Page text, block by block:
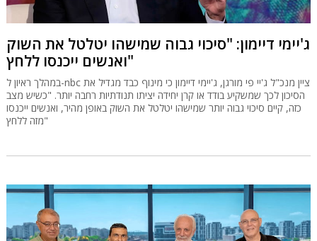
ג'יימי דיימון: "סיכוי גבוה שמישהו יטלטל את השוק
ואנשים ייכנסו ללחץ"
במהלך ראיון ל-nbc ציין מנכ"ל ג'יי פי מורגן, ג'יימי דיימון כי מינוף כבד מגדיל את
הסיכון לכך שמשקיע בודד או קרן יחידה יציתו תנודתיות רחבה יותר. "כשיש מצב
כזה, קיים סיכוי גבוה יותר שמישהו יטלטל את השוק באופן מהיר, ואנשים ייכנסו
מזה ללחץ"